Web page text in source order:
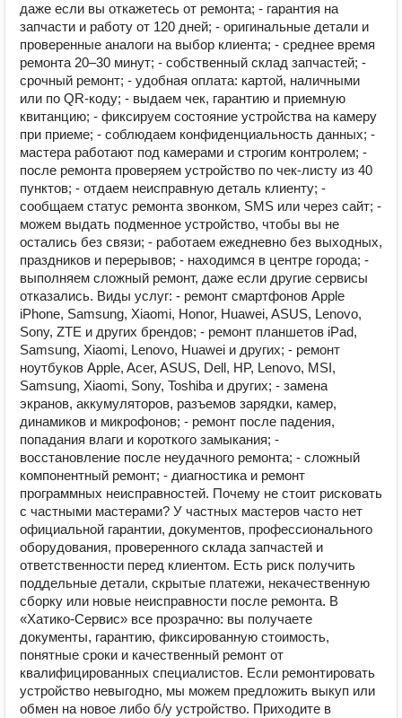
даже если вы откажетесь от ремонта; - гарантия на
запчасти и работу от 120 дней; - оригинальные детали и
проверенные аналоги на выбор клиента; - среднее время
ремонта 20–30 минут; - собственный склад запчастей; -
срочный ремонт; - удобная оплата: картой, наличными
или по QR-коду; - выдаем чек, гарантию и приемную
квитанцию; - фиксируем состояние устройства на камеру
при приеме; - соблюдаем конфиденциальность данных; -
мастера работают под камерами и строгим контролем; -
после ремонта проверяем устройство по чек-листу из 40
пунктов; - отдаем неисправную деталь клиенту; -
сообщаем статус ремонта звонком, SMS или через сайт; -
можем выдать подменное устройство, чтобы вы не
остались без связи; - работаем ежедневно без выходных,
праздников и перерывов; - находимся в центре города; -
выполняем сложный ремонт, даже если другие сервисы
отказались. Виды услуг: - ремонт смартфонов Apple
iPhone, Samsung, Xiaomi, Honor, Huawei, ASUS, Lenovo,
Sony, ZTE и других брендов; - ремонт планшетов iPad,
Samsung, Xiaomi, Lenovo, Huawei и других; - ремонт
ноутбуков Apple, Acer, ASUS, Dell, HP, Lenovo, MSI,
Samsung, Xiaomi, Sony, Toshiba и других; - замена
экранов, аккумуляторов, разъемов зарядки, камер,
динамиков и микрофонов; - ремонт после падения,
попадания влаги и короткого замыкания; -
восстановление после неудачного ремонта; - сложный
компонентный ремонт; - диагностика и ремонт
программных неисправностей. Почему не стоит рисковать
с частными мастерами? У частных мастеров часто нет
официальной гарантии, документов, профессионального
оборудования, проверенного склада запчастей и
ответственности перед клиентом. Есть риск получить
поддельные детали, скрытые платежи, некачественную
сборку или новые неисправности после ремонта. В
«Хатико-Сервис» все прозрачно: вы получаете
документы, гарантию, фиксированную стоимость,
понятные сроки и качественный ремонт от
квалифицированных специалистов. Если ремонтировать
устройство невыгодно, мы можем предложить выкуп или
обмен на новое либо б/у устройство. Приходите в